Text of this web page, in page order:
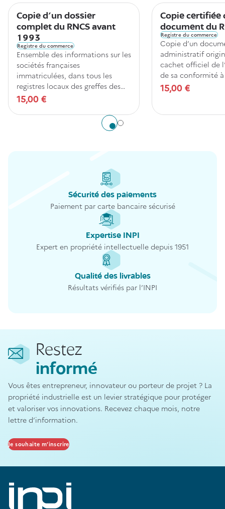
Copie d'un dossier
complet du RNCS avant
1993
Registre du commerce
Ensemble des informations sur les
sociétés françaises
immatriculées, dans tous les
registres locaux des greffes des
tribunaux à compétence
commerciale, et centralisées à
l'INPI.
15,00 €
Copie certifiée
document du
Registre du commerce
Copie d’un
administratif
cachet officiel de
de sa conformité
et contenant les
issues du
centralisant
15,00 €
Aller à l'élément 1
Aller à l'élément 2
Sécurité des paiements
Paiement par carte bancaire sécurisé
Expertise INPI
Expert en propriété intellectuelle depuis 1951
Qualité des livrables
Résultats vérifiés par l’INPI
Restez
informé
Vous êtes entrepreneur, innovateur ou porteur de projet ? La
propriété industrielle est un levier stratégique pour protéger
et valoriser vos innovations. Recevez chaque mois, notre
lettre d’information.
Je souhaite m’inscrire